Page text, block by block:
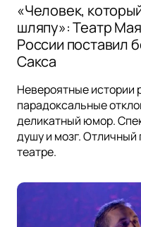
«Человек,
шляпу»: Театр
России поставил
Сакса
Невероятные истории
парадоксальные
деликатный юмор.
душу и мозг. Отличный
театре.